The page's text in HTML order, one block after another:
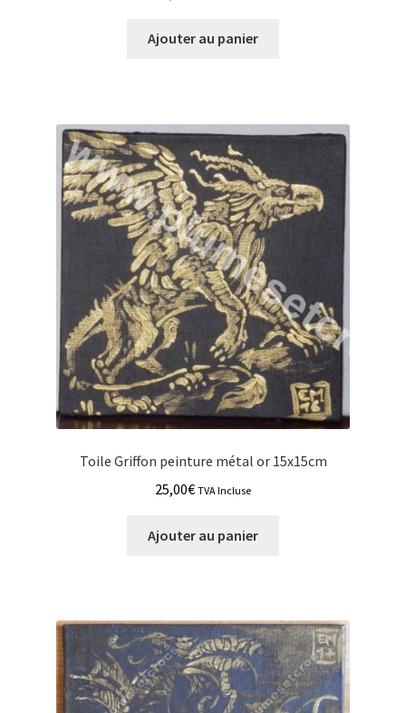
Ajouter au panier
Toile Griffon peinture métal or 15x15cm
25,00€ TVA Incluse
Ajouter au panier